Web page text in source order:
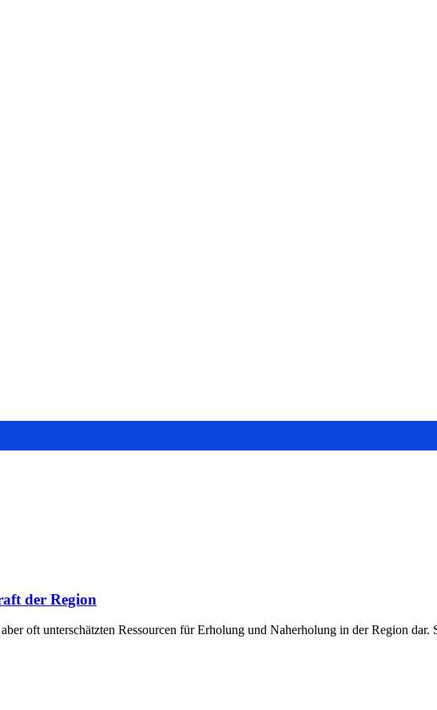
der Region
oft unterschätzten Ressourcen für Erholung und Naherholung in der Region dar.